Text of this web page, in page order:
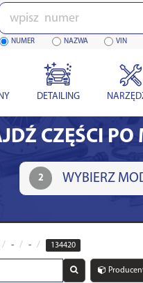
Wpisz
numer
NUMER NAZWA VIN
DETAILING
CZĘŚCI
2
- - 134420